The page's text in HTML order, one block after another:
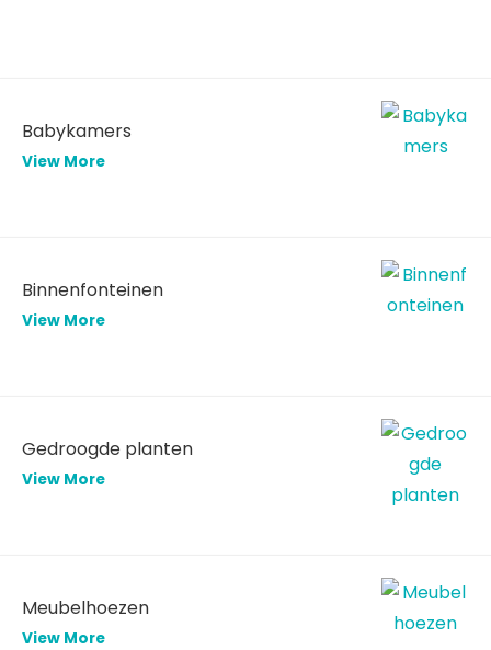
Babykamers
View More
Binnenfonteinen
View More
Gedroogde planten
View More
Meubelhoezen
View More